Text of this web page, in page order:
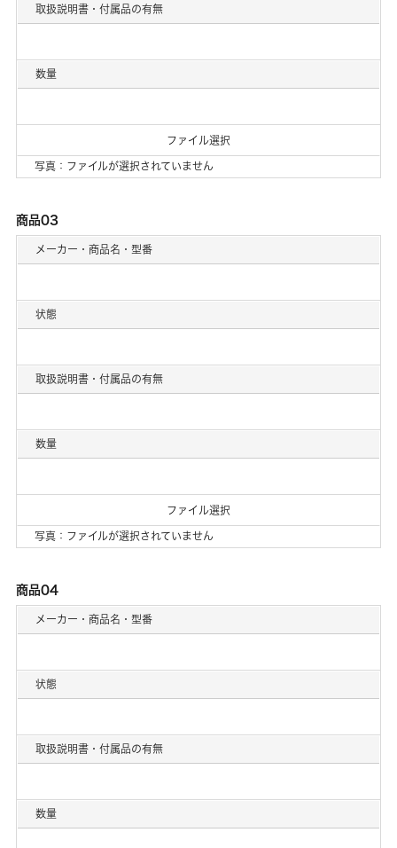
取扱説明書・付属品の有無
数量
ファイル選択
写真：ファイルが選択されていません
商品03
メーカー・商品名・型番
状態
取扱説明書・付属品の有無
数量
ファイル選択
写真：ファイルが選択されていません
商品04
メーカー・商品名・型番
状態
取扱説明書・付属品の有無
数量